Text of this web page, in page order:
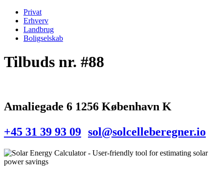
Privat
Erhverv
Landbrug
Boligselskab
Tilbuds nr. #88
Amaliegade 6 1256 København K
+45 31 39 93 09 sol@solcelleberegner.io